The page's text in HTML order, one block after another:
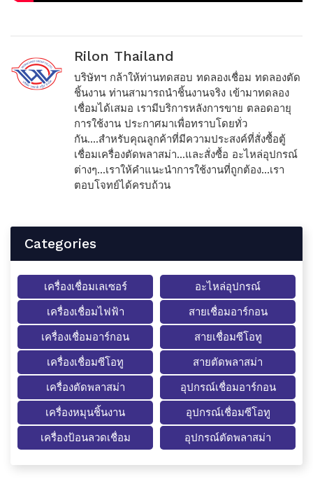
Rilon Thailand
บริษัทฯ กล้าให้ท่านทดสอบ ทดลองเชื่อม ทดลองตัด
ชิ้นงาน ท่านสามารถนำชิ้นงานจริง เข้ามาทดลอง
เชื่อมได้เสมอ เรามีบริการหลังการขาย ตลอดอายุ
การใช้งาน ประกาศมาเพื่อทราบโดยทั่ว
กัน....สำหรับคุณลูกค้าที่มีความประสงค์ที่สั่งซื้อตู้
เชื่อมเครื่องตัดพลาสม่า...และสั่งซื้อ อะไหล่อุปกรณ์
ต่างๆ...เราให้คำแนะนำการใช้งานที่ถูกต้อง...เรา
ตอบโจทย์ได้ครบถ้วน
Categories
เครื่องเชื่อมเลเซอร์
เครื่องเชื่อมไฟฟ้า
เครื่องเชื่อมอาร์กอน
เครื่องเชื่อมซีโอทู
เครื่องตัดพลาสม่า
เครื่องหมุนชิ้นงาน
เครื่องป้อนลวดเชื่อม
อะไหล่อุปกรณ์
สายเชื่อมอาร์กอน
สายเชื่อมซีโอทู
สายตัดพลาสม่า
อุปกรณ์เชื่อมอาร์กอน
อุปกรณ์เชื่อมซีโอทู
อุปกรณ์ตัดพลาสม่า